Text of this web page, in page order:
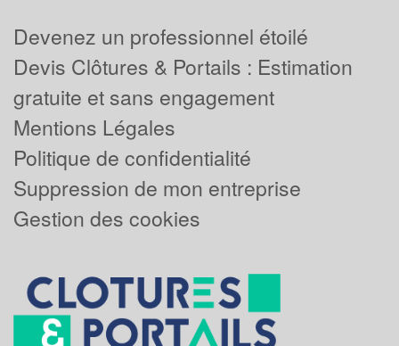
Devenez un professionnel étoilé
Devis Clôtures & Portails : Estimation
gratuite et sans engagement
Mentions Légales
Politique de confidentialité
Suppression de mon entreprise
Gestion des cookies